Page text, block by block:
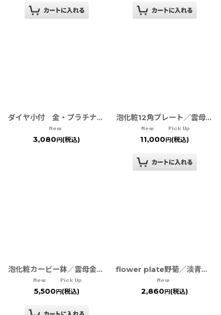
ダイヤ小付 金・プラチナ 【有田焼 弥源次窯】TWFテーブルウェアフェスティバル
3,080円(税込)
泡化粧12角プレート／雲母銀青 TWFテーブルウェアフェスティバル
11,000円(税込)
泡化粧カービー鉢／雲母金・雲母銀・黒泡化粧 TWFテーブルウェアフェスティバル
5,500円(税込)
flower plate野菊／淡青 TWFテーブルウェアフェスティバル
2,860円(税込)